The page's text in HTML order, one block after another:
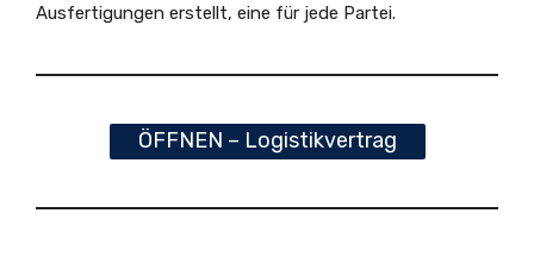
Ausfertigungen erstellt, eine für jede Partei.
ÖFFNEN – Logistikvertrag